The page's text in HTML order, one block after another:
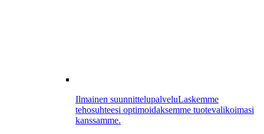
Ilmainen suunnittelupalveluLaskemme
tehosuhteesi optimoidaksemme tuotevalikoimasi
kanssamme.